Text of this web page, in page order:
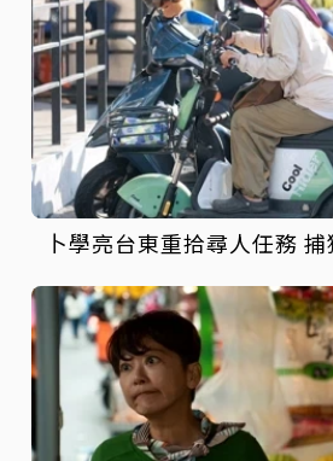
卜學亮台東重拾尋人任務